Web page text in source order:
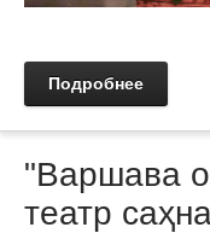
Подробнее
"Варшава
театр